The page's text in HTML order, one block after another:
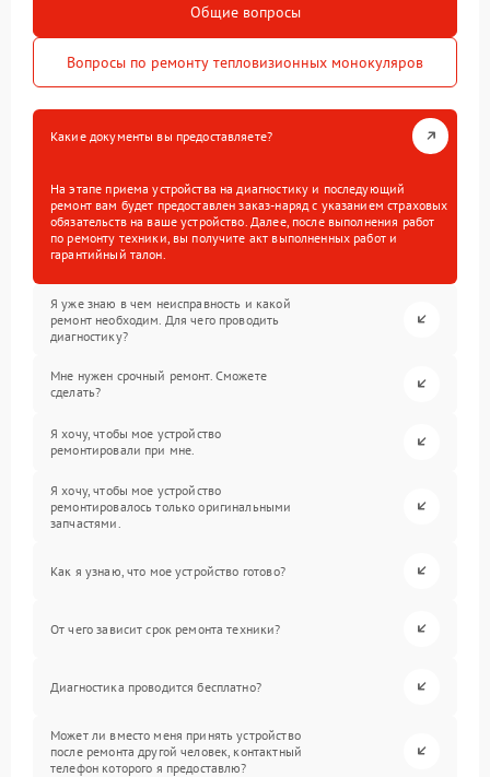
Общие вопросы
Вопросы по ремонту тепловизионных монокуляров
Какие документы вы предоставляете?
На этапе приема устройства на диагностику и последующий
ремонт вам будет предоставлен заказ-наряд с указанием страховых
обязательств на ваше устройство. Далее, после выполнения работ
по ремонту техники, вы получите акт выполненных работ и
гарантийный талон.
Я уже знаю в чем неисправность и какой
ремонт необходим. Для чего проводить
диагностику?
Мне нужен срочный ремонт. Сможете
сделать?
Я хочу, чтобы мое устройство
ремонтировали при мне.
Я хочу, чтобы мое устройство
ремонтировалось только оригинальными
запчастями.
Как я узнаю, что мое устройство готово?
От чего зависит срок ремонта техники?
Диагностика проводится бесплатно?
Может ли вместо меня принять устройство
после ремонта другой человек, контактный
телефон которого я предоставлю?